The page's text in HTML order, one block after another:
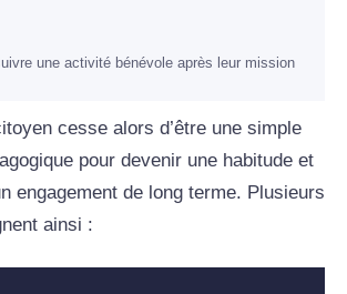
une activité bénévole après leur mission
cesse alors d’être une simple
pour devenir une habitude et
engagement de long terme. Plusieurs
ainsi :